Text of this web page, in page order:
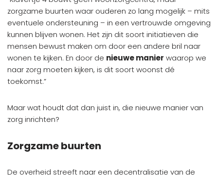
zorgzame buurten waar ouderen zo lang mogelijk – mits
eventuele ondersteuning – in een vertrouwde omgeving
kunnen blijven wonen. Het zijn dit soort initiatieven die
mensen bewust maken om door een andere bril naar
wonen te kijken. En door de nieuwe manier waarop we
naar zorg moeten kijken, is dit soort woonst dé
toekomst.”
Maar wat houdt dat dan juist in, die nieuwe manier van
zorg inrichten?
Zorgzame buurten
De overheid streeft naar een decentralisatie van de